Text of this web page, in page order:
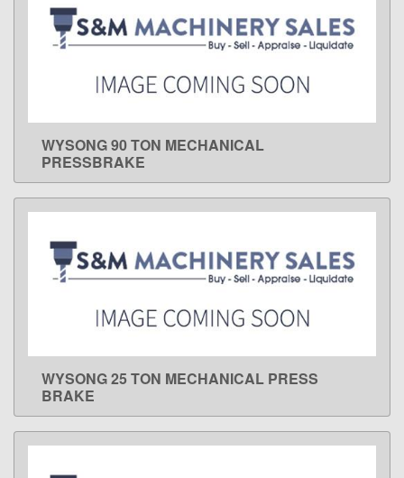
LEARN MORE
WYSONG 90 TON MECHANICAL
PRESSBRAKE
LEARN MORE
WYSONG 25 TON MECHANICAL PRESS
BRAKE